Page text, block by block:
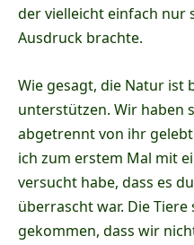
der vielleicht einfach nur
Ausdruck brachte.
Wie gesagt, die Natur ist
unterstützen. Wir haben
abgetrennt von ihr
ich zum erstem Mal mit
versucht habe, dass es
überrascht war. Die Tiere
gekommen, dass wir